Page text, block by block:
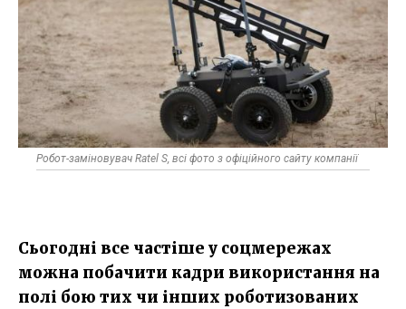
Робот-заміновувач Ratel S, всі фото з офіційного сайту компанії
Сьогодні все частіше у соцмережах
можна побачити кадри використання на
полі бою тих чи інших роботизованих